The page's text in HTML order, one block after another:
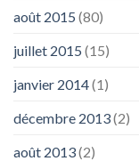
août 2015 (80)
juillet 2015 (15)
janvier 2014(1)
décembre 2013(2)
août 2013(2)